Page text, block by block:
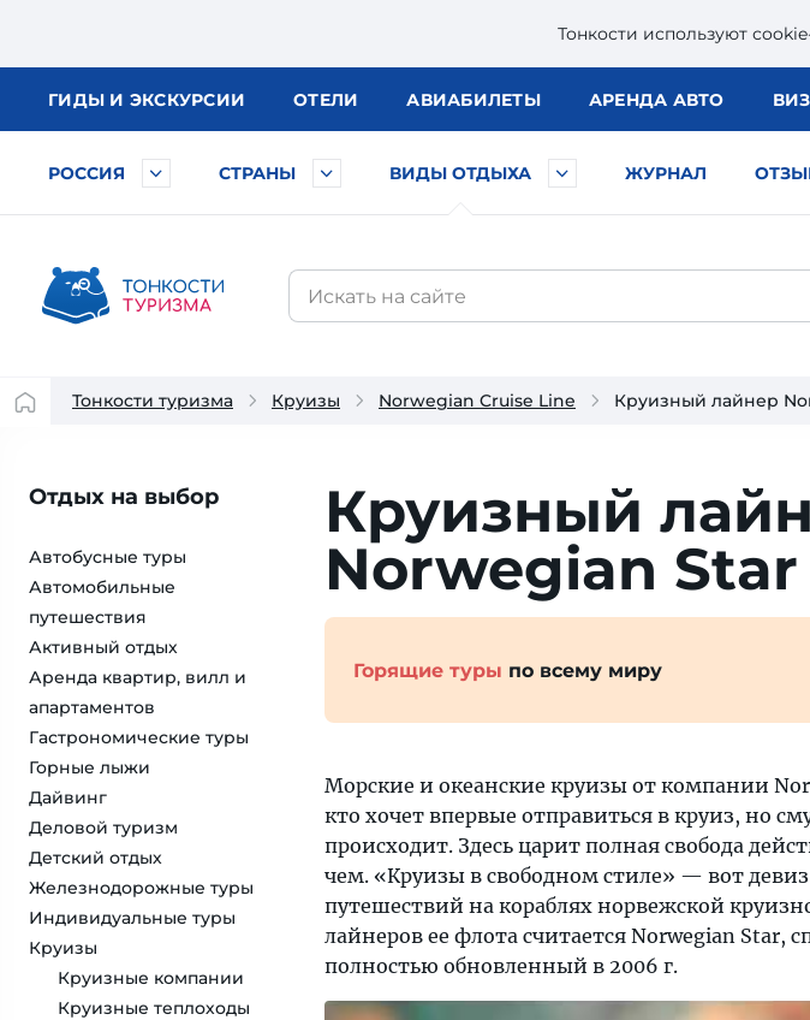
Тонкости используют
ГИДЫ И ЭКСКУРСИИ ОТЕЛИ АВИАБИЛЕТЫ АРЕНДА АВТО
РОССИЯ СТРАНЫ ВИДЫ ОТДЫХА ЖУРНАЛ
Тонкости туризма Круизы Norwegian Cruise Line Круизный лайнер
Отдых на выбор
Автобусные туры
Автомобильные
путешествия
Активный отдых
Аренда квартир, вилл и
апартаментов
Гастрономические туры
Горные лыжи
Дайвинг
Деловой туризм
Детский отдых
Железнодорожные туры
Индивидуальные туры
Круизы
Круизные компании
Круизные теплоходы
Круизный
Norwegian Star
Горящие туры по всему миру
Морские и океанские круизы от компании
кто хочет впервые отправиться в круиз, но
происходит. Здесь царит полная свобода
чем. «Круизы в свободном стиле» — вот
путешествий на кораблях норвежской
лайнеров ее флота считается Norwegian Star,
полностью обновленный в 2006 г.